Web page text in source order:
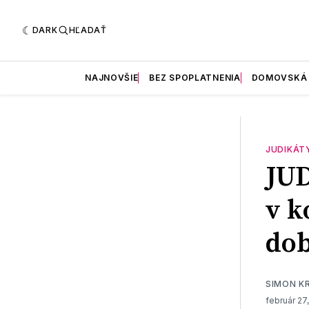
DARK HĽADAŤ
NAJNOVŠIE BEZ SPOPLATNENIA
v
SIMON
február